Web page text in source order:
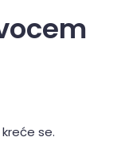
se.